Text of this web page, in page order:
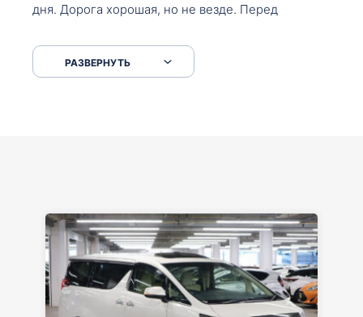
дня. Дорога хорошая, но не везде. Перед
серпантинах по пути следования.
РАЗВЕРНУТЬ